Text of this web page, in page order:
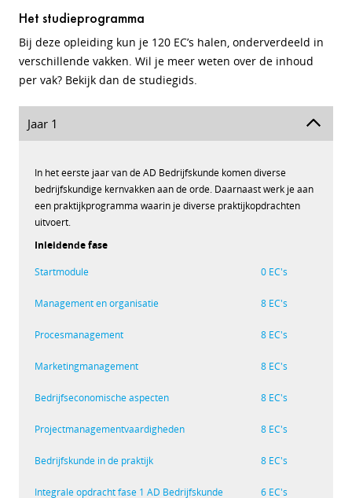
Het studieprogramma
Bij deze opleiding kun je 120 EC’s halen, onderverdeeld in
verschillende vakken. Wil je meer weten over de inhoud
per vak? Bekijk dan de studiegids.
Jaar 1
In het eerste jaar van de AD Bedrijfskunde komen diverse
bedrijfskundige kernvakken aan de orde. Daarnaast werk je aan
een praktijkprogramma waarin je diverse praktijkopdrachten
uitvoert.
Inleidende fase
Startmodule
0 EC's
Management en organisatie 8 EC's
Procesmanagement 8 EC's
Marketingmanagement 8 EC's
Bedrijfseconomische aspecten 8 EC's
Projectmanagementvaardigheden 8 EC's
Bedrijfskunde in de praktijk 8 EC's
Integrale opdracht fase 1 AD Bedrijfskunde 6 EC's